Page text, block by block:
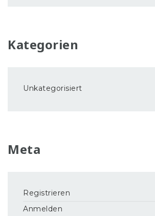
Kategorien
Unkategorisiert
Meta
Registrieren
Anmelden